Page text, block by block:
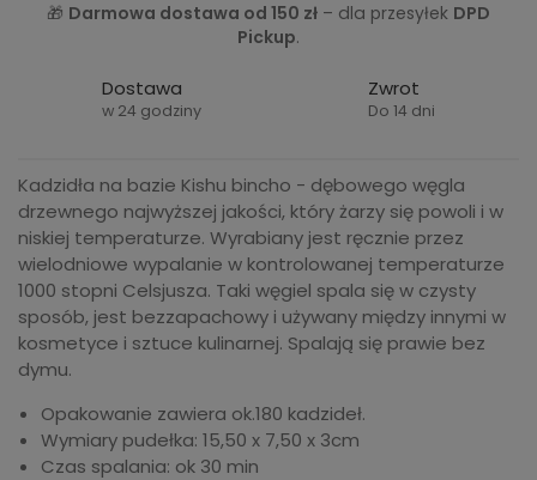
🎁 Darmowa dostawa od 150 zł – dla przesyłek DPD
Pickup.
Dostawa
w 24 godziny
Zwrot
Do 14 dni
Kadzidła na bazie Kishu bincho - dębowego węgla
drzewnego najwyższej jakości, który żarzy się powoli i w
niskiej temperaturze. Wyrabiany jest ręcznie przez
wielodniowe wypalanie w kontrolowanej temperaturze
1000 stopni Celsjusza. Taki węgiel spala się w czysty
sposób, jest bezzapachowy i używany między innymi w
kosmetyce i sztuce kulinarnej. Spalają się prawie bez
dymu.
Opakowanie zawiera ok.180 kadzideł.
Wymiary pudełka: 15,50 x 7,50 x 3cm
Czas spalania: ok 30 min